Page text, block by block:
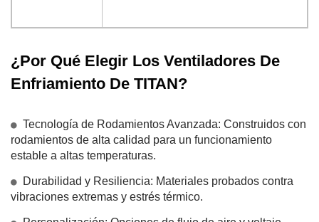
¿Por Qué Elegir Los Ventiladores De
Enfriamiento De TITAN?
Tecnología de Rodamientos Avanzada: Construidos con
rodamientos de alta calidad para un funcionamiento
estable a altas temperaturas.
Durabilidad y Resiliencia: Materiales probados contra
vibraciones extremas y estrés térmico.